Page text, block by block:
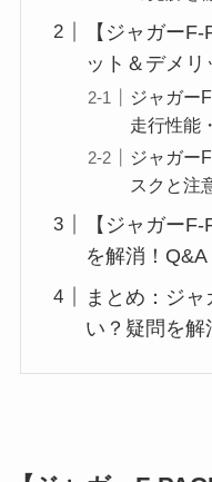
【ジャガー
ット＆デメ
ジャガー
走行性能
ジャガー
スクと注
【ジャガー
を解消！Q&A
まとめ：ジ
い？疑問を解